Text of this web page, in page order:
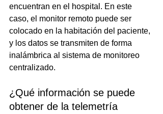
encuentran en el hospital. En este
caso, el monitor remoto puede ser
colocado en la habitación del paciente,
y los datos se transmiten de forma
inalámbrica al sistema de monitoreo
centralizado.
¿Qué información se puede
obtener de la telemetría